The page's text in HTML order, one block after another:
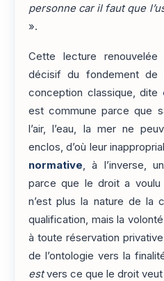
personne car il faut que
».
Cette lecture
décisif du fondement de
conception classique, dite
est commune parce que
l’air, l’eau, la mer ne
enclos, d’où leur
normative, à l’inverse,
parce que le droit a voulu
n’est plus la nature de la
qualification, mais la
à toute réservation
de l’ontologie vers la
estvers ce que le droit veut